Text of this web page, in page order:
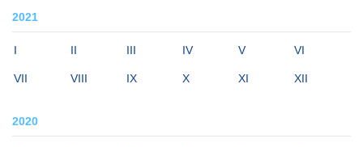
2021
I II III IV V VI
VII VIII IX X XI XII
2020